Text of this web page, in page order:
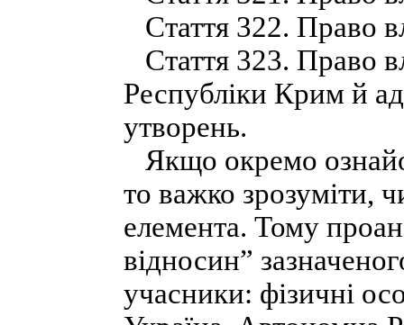
Стаття 322. Право
Стаття 323. Право
Республіки Крим й
утворень.
Якщо окремо
то важко зрозуміти,
елемента. Тому
відносин”
учасники: фізичні